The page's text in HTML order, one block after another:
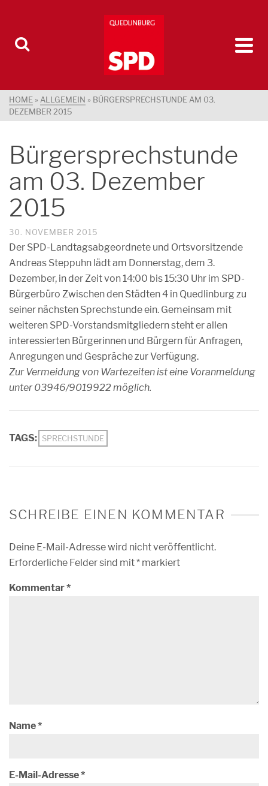
HOME » ALLGEMEIN » BÜRGERSPRECHSTUNDE AM 03.
DEZEMBER 2015
Bürgersprechstunde
am 03. Dezember
2015
30. NOVEMBER 2015
Der SPD-Landtagsabgeordnete und Ortsvorsitzende
Andreas Steppuhn lädt am Donnerstag, dem 3.
Dezember, in der Zeit von 14:00 bis 15:30 Uhr im SPD-
Bürgerbüro Zwischen den Städten 4 in Quedlinburg zu
seiner nächsten Sprechstunde ein. Gemeinsam mit
weiteren SPD-Vorstandsmitgliedern steht er allen
interessierten Bürgerinnen und Bürgern für Anfragen,
Anregungen und Gespräche zur Verfügung.
Zur Vermeidung von Wartezeiten ist eine Voranmeldung
unter 03946/9019922 möglich.
TAGS: SPRECHSTUNDE
SCHREIBE EINEN KOMMENTAR
Deine E-Mail-Adresse wird nicht veröffentlicht.
Erforderliche Felder sind mit* markiert
Kommentar*
Name*
E-Mail-Adresse*